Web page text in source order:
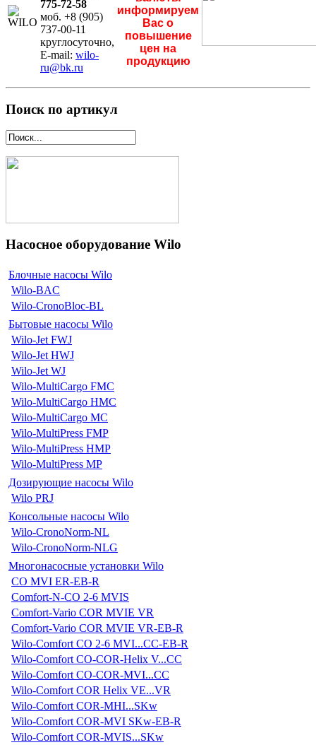
775-72-58
моб. +8 (905)
737-00-11
круглосуточно,
E-mail: wilo-
ru@bk.ru
информируем
Вас о
повышение
цен на
продукцию
Поиск по артикул
Насосное оборудование Wilo
Блочные насосы Wilo
Wilo-BAC
Wilo-CronoBloc-BL
Бытовые насосы Wilo
Wilo-Jet FWJ
Wilo-Jet HWJ
Wilo-Jet WJ
Wilo-MultiCargo FMC
Wilo-MultiCargo HMC
Wilo-MultiCargo MC
Wilo-MultiPress FMP
Wilo-MultiPress HMP
Wilo-MultiPress MP
Дозирующие насосы Wilo
Wilo PRJ
Консольные насосы Wilo
Wilo-CronoNorm-NL
Wilo-CronoNorm-NLG
Многонасосные установки Wilo
CO MVI ER-EB-R
Comfort-N-CO 2-6 MVIS
Comfort-Vario COR MVIE VR
Comfort-Vario COR MVIE VR-EB-R
Wilo-Comfort CO 2-6 MVI...CC-EB-R
Wilo-Comfort CO-COR-Helix V...CC
Wilo-Comfort CO-COR-MVI...CC
Wilo-Comfort COR Helix VE...VR
Wilo-Comfort COR-MHI...SKw
Wilo-Comfort COR-MVI SKw-EB-R
Wilo-Comfort COR-MVIS...SKw